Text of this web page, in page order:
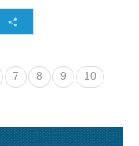
7 8 9
10